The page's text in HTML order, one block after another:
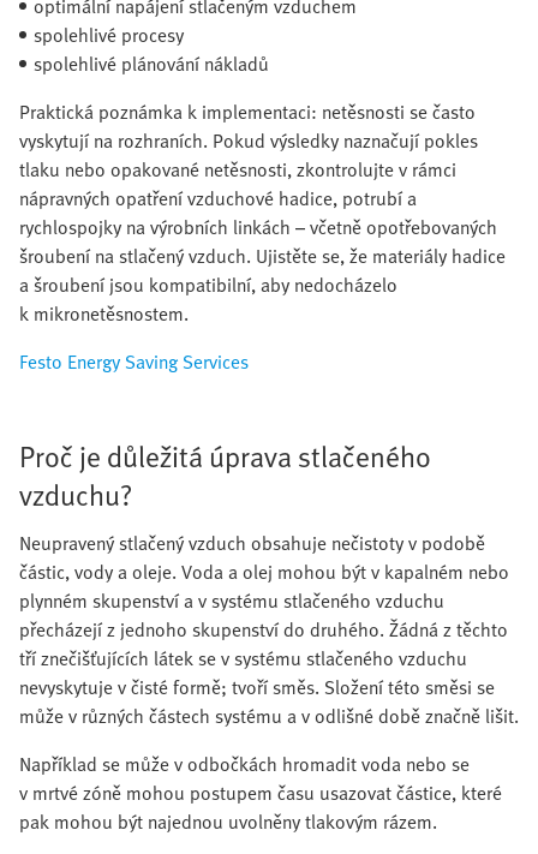
optimální napájení stlačeným vzduchem
spolehlivé procesy
spolehlivé plánování nákladů
Praktická poznámka k implementaci: netěsnosti se často
vyskytují na rozhraních. Pokud výsledky naznačují pokles
tlaku nebo opakované netěsnosti, zkontrolujte v rámci
nápravných opatření vzduchové hadice, potrubí a
rychlospojky na výrobních linkách – včetně opotřebovaných
šroubení na stlačený vzduch. Ujistěte se, že materiály hadice
a šroubení jsou kompatibilní, aby nedocházelo
k mikronetěsnostem.
Festo Energy Saving Services
Proč je důležitá úprava stlačeného
vzduchu?
Neupravený stlačený vzduch obsahuje nečistoty v podobě
částic, vody a oleje. Voda a olej mohou být v kapalném nebo
plynném skupenství a v systému stlačeného vzduchu
přecházejí z jednoho skupenství do druhého. Žádná z těchto
tří znečišťujících látek se v systému stlačeného vzduchu
nevyskytuje v čisté formě; tvoří směs. Složení této směsi se
může v různých částech systému a v odlišné době značně lišit.
Například se může v odbočkách hromadit voda nebo se
v mrtvé zóně mohou postupem času usazovat částice, které
pak mohou být najednou uvolněny tlakovým rázem.